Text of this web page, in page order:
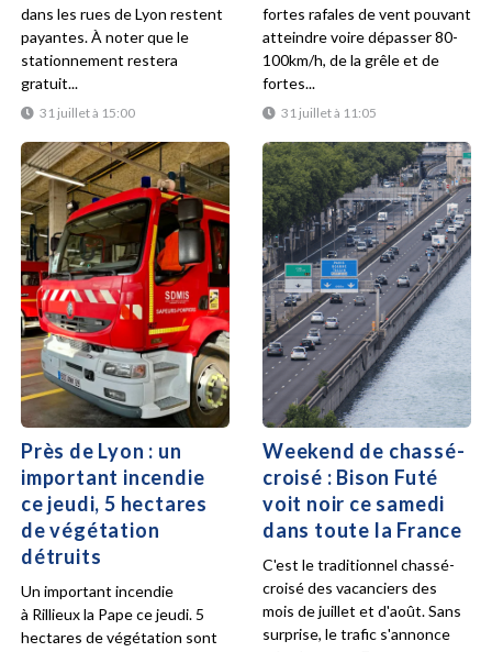
31 juillet à 15:00
dans les rues de Lyon restent
payantes. À noter que le
stationnement restera
gratuit...
31 juillet à 11:05
fortes rafales de vent pouvant
atteindre voire dépasser 80-
100km/h, de la grêle et de
fortes...
Près de Lyon : un
important incendie
ce jeudi, 5 hectares
de végétation
détruits
Un important incendie
à Rillieux la Pape ce jeudi. 5
hectares de végétation sont
Weekend de chassé-
croisé : Bison Futé
voit noir ce samedi
dans toute la France
C'est le traditionnel chassé-
croisé des vacanciers des
mois de juillet et d'août. Sans
surprise, le trafic s'annonce